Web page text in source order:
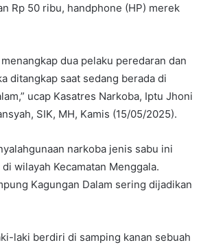
Rp 50 ribu, handphone (HP) merek
dua pelaku peredaran dan
ditangkap saat sedang berada di
ucap Kasatres Narkoba, Iptu Jhoni
SIK, MH, Kamis (15/05/2025).
narkoba jenis sabu ini
wilayah Kecamatan Menggala.
Kagungan Dalam sering dijadikan
laki berdiri di samping kanan sebuah